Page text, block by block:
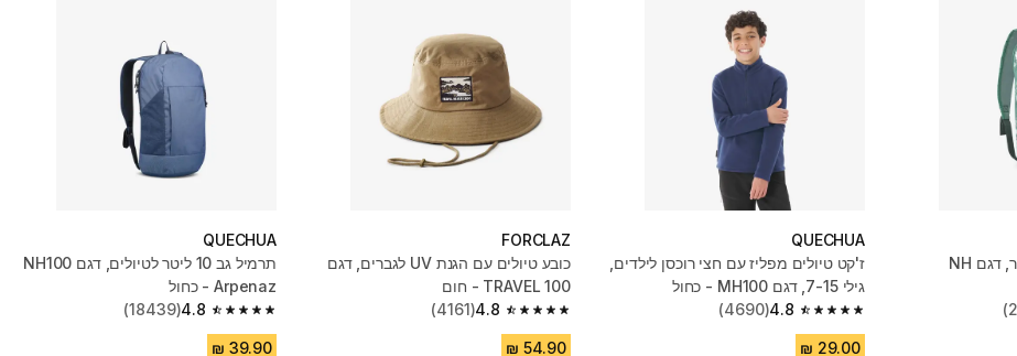
תיק גב לטיולים 10 ליטר, דגם NH
QUECHUA
ז'קט טיולים מפליז עם חצי רוכסן לילדים,
גילי 7-15, דגם MH100 - כחול
4.8
4.8 out of 5 stars from 4690 reviews
(4690)
FORCLAZ
כובע טיולים עם הגנת UV לגברים, דגם
TRAVEL 100 - חום
4.8
4.8 out of 5 stars from 4161 reviews
(4161)
QUECHUA
תרמיל גב 10 ליטר לטיולים, דגם NH100
Arpenaz - כחול
4.8
4.8 out of 5 stars from 18439 reviews
(18439)